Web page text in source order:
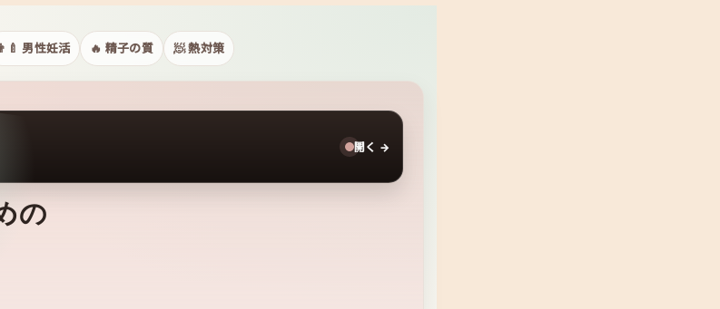
男性妊活 🔥 精子の質 🧖 熱対策
開く →
の